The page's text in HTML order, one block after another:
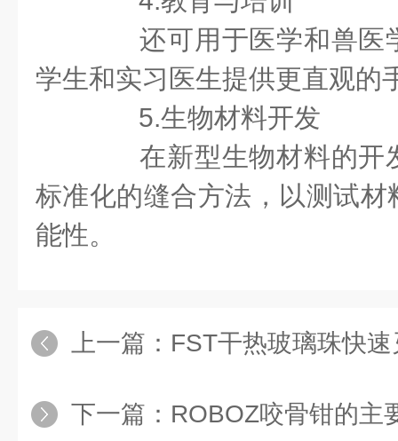
还可用于医学和兽医
学生和实习医生提供更直观的
5.生物材料开发
在新型生物材料的开
标准化的缝合方法，以测试
能性。
上一篇： FST干热玻璃珠快速灭
下一篇： ROBOZ咬骨钳的主要结